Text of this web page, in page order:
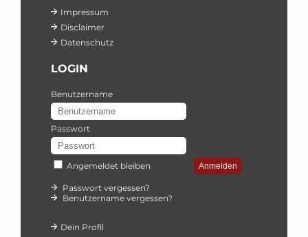
Impressum
Disclaimer
Datenschutz
LOGIN
Benutzername
Passwort
Angemeldet bleiben Anmelden
Passwort vergessen?
Benutzername vergessen?
Dein Profil